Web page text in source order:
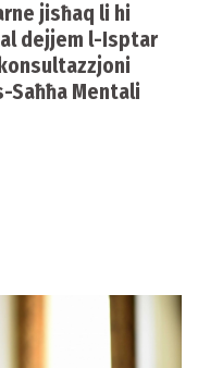
jisħaq li hi
dejjem l-Isptar
Mentali